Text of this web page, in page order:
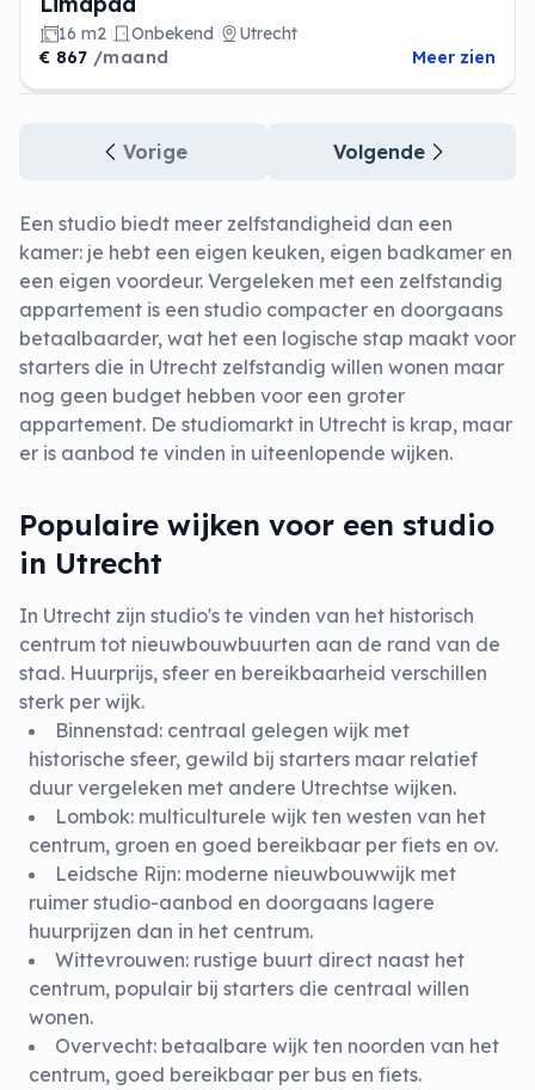
16 m2 Onbekend
Utrecht
€ 867 /maand Meer zien
Vorige Volgende
Een studio biedt meer zelfstandigheid dan een
kamer: je hebt een eigen keuken, eigen badkamer en
een eigen voordeur. Vergeleken met een zelfstandig
appartement is een studio compacter en doorgaans
betaalbaarder, wat het een logische stap maakt voor
starters die in Utrecht zelfstandig willen wonen maar
nog geen budget hebben voor een groter
appartement. De studiomarkt in Utrecht is krap, maar
er is aanbod te vinden in uiteenlopende wijken.
Populaire wijken voor een studio
in Utrecht
In Utrecht zijn studio's te vinden van het historisch
centrum tot nieuwbouwbuurten aan de rand van de
stad. Huurprijs, sfeer en bereikbaarheid verschillen
sterk per wijk.
Binnenstad: centraal gelegen wijk met
historische sfeer, gewild bij starters maar relatief
duur vergeleken met andere Utrechtse wijken.
Lombok: multiculturele wijk ten westen van het
centrum, groen en goed bereikbaar per fiets en ov.
Leidsche Rijn: moderne nieuwbouwwijk met
ruimer studio-aanbod en doorgaans lagere
huurprijzen dan in het centrum.
Wittevrouwen: rustige buurt direct naast het
centrum, populair bij starters die centraal willen
wonen.
Overvecht: betaalbare wijk ten noorden van het
centrum, goed bereikbaar per bus en fiets.